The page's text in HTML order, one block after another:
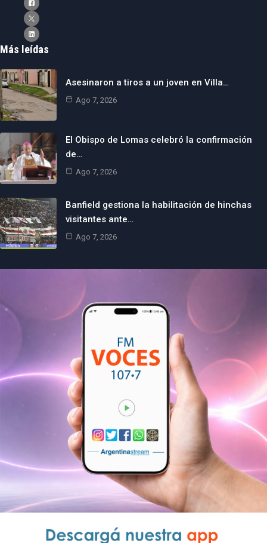
Más leídas
Asesinaron a tiros a un joven en Villa…
Ago 7, 2026
El Obispo de Lomas celebró la confirmación
de…
Ago 7, 2026
Banfield gestiona la habilitación de hinchas
visitantes ante…
Ago 7, 2026